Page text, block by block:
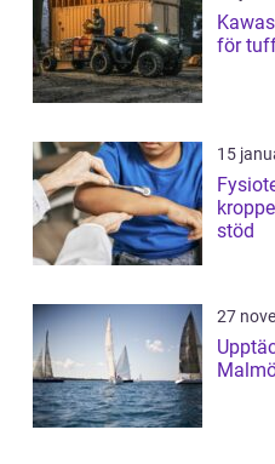
för
15
stöd
27